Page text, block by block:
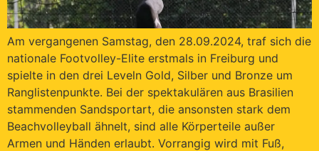
Am vergangenen Samstag, den 28.09.2024, traf sich die
nationale Footvolley-Elite erstmals in Freiburg und
spielte in den drei Leveln Gold, Silber und Bronze um
Ranglistenpunkte. Bei der spektakulären aus Brasilien
stammenden Sandsportart, die ansonsten stark dem
Beachvolleyball ähnelt, sind alle Körperteile außer
Armen und Händen erlaubt. Vorrangig wird mit Fuß,